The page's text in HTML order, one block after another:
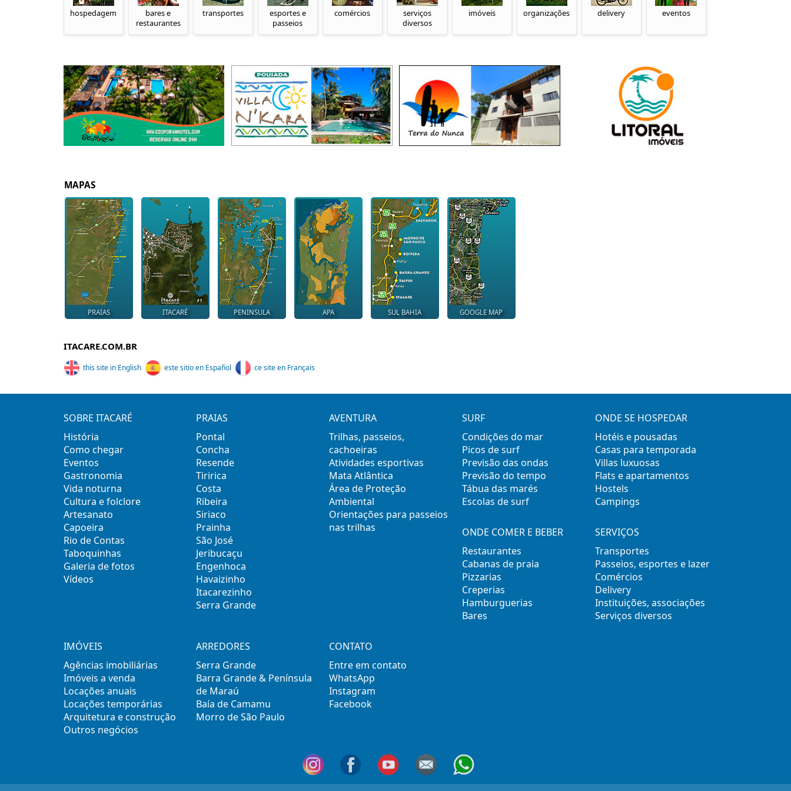
hospedagem
bares e
restaurantes
transportes
esportes e
passeios
comércios
serviços
diversos
imóveis organizações delivery eventos
MAPAS
PRAIAS ITACARÉ PENINSULA APA SUL BAHIA GOOGLE MAP
ITACARE.COM.BR
this site in English este sitio en Español ce site en Français
SOBRE ITACARÉ
História
Como chegar
Eventos
Gastronomia
Vida noturna
Cultura e folclore
Artesanato
Capoeira
Rio de Contas
Taboquinhas
Galeria de fotos
Vídeos
PRAIAS
Pontal
Concha
Resende
Tiririca
Costa
Ribeira
Siriaco
Prainha
São José
Jeribucaçu
Engenhoca
Havaizinho
Itacarezinho
Serra Grande
AVENTURA
Trilhas, passeios,
cachoeiras
Atividades esportivas
Mata Atlântica
Área de Proteção
Ambiental
Orientações para passeios
nas trilhas
SURF
Condições do mar
Picos de surf
Previsão das ondas
Previsão do tempo
Tábua das marés
Escolas de surf
ONDE SE HOSPEDAR
Hotéis e pousadas
Casas para temporada
Villas luxuosas
Flats e apartamentos
Hostels
Campings
ONDE COMER E BEBER
Restaurantes
Cabanas de praia
Pizzarias
Creperias
Hamburguerias
Bares
SERVIÇOS
Transportes
Passeios, esportes e lazer
Comércios
Delivery
Instituições, associações
Serviços diversos
IMÓVEIS
Agências imobiliárias
Imóveis a venda
Locações anuais
Locações temporárias
Arquitetura e construção
Outros negócios
ARREDORES
Serra Grande
Barra Grande & Península
de Maraú
Baía de Camamu
Morro de São Paulo
CONTATO
Entre em contato
WhatsApp
Instagram
Facebook